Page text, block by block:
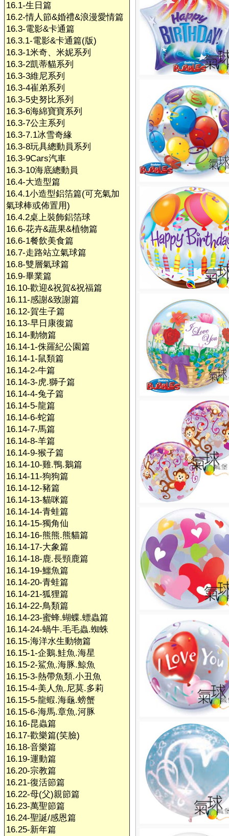
16.1-生日篇
16.2-情人節&婚禮&浪漫愛情篇
16.3-電影&卡通篇
16.3.1-電影&卡通篇(版)
16.3-1米奇、米妮系列
16.3-2凱蒂貓系列
16.3-3維尼系列
16.3-4崔弟系列
16.3-5史努比系列
16.3-6海綿寶寶系列
16.3-7公主系列
16.3-7.1冰雪奇緣
16.3-8玩具總動員系列
16.3-9Cars汽車
16.3-10海底總動員
16.4-大造型篇
16.4.1小造型鋁箔篇(可充氣加
氣球棒或佈置用)
16.4.2桌上裝飾鋁箔球
16.6-花卉&蔬果&植物篇
16.6-1餐飲美食篇
16.7-走路站立氣球篇
16.8-雙層氣球篇
16.9-畢業篇
16.10-歡迎&祝賀&祝福篇
16.11-感謝&致謝篇
16.12-賀生子篇
16.13-早日康復篇
16.14-動物篇
16.14-1-侏羅紀公園篇
16.14-1-鼠類篇
16.14-2-牛篇
16.14-3-虎.獅子篇
16.14-4-兔子篇
16.14-5-龍篇
16.14-6-蛇篇
16.14-7-馬篇
16.14-8-羊篇
16.14-9-猴子篇
16.14-10-雞.鴨.鵝篇
16.14-11-狗狗篇
16.14-12-豬篇
16.14-13-貓咪篇
16.14-14-青蛙篇
16.14-15-獨角仙
16.14-16-熊熊.熊貓篇
16.14-17-大象篇
16.14-18-鹿.長頸鹿篇
16.14-19-鱷魚篇
16.14-20-青蛙篇
16.14-21-狐狸篇
16.14-22-鳥類篇
16.14-23-蜜蜂.蝴蝶.螵蟲篇
16.14-24-蝸牛.毛毛蟲.蜘蛛
16.15-海洋水生動物篇
16.15-1-企鵝.鮭魚.海星
16.15-2-鯊魚.海豚.鯨魚
16.15-3-熱帶魚類.小丑魚
16.15-4-美人魚.尼莫.多莉
16.15-5-龍蝦.海龜.螃蟹
16.15-6-海馬.章魚.河豚
16.16-昆蟲篇
16.17-歡樂篇(笑臉)
16.18-音樂篇
16.19-運動篇
16.20-宗教篇
16.21-復活節篇
16.22-母(父)親節篇
16.23-萬聖節篇
16.24-聖誕/感恩篇
16.25-新年篇